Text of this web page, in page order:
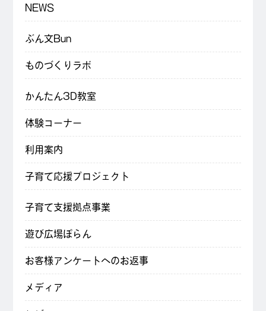
NEWS
ぶん文Bun
ものづくりラボ
かんたん3D教室
体験コーナー
利用案内
子育て応援プロジェクト
子育て支援拠点事業
遊び広場ぽらん
お客様アンケートへのお返事
メディア